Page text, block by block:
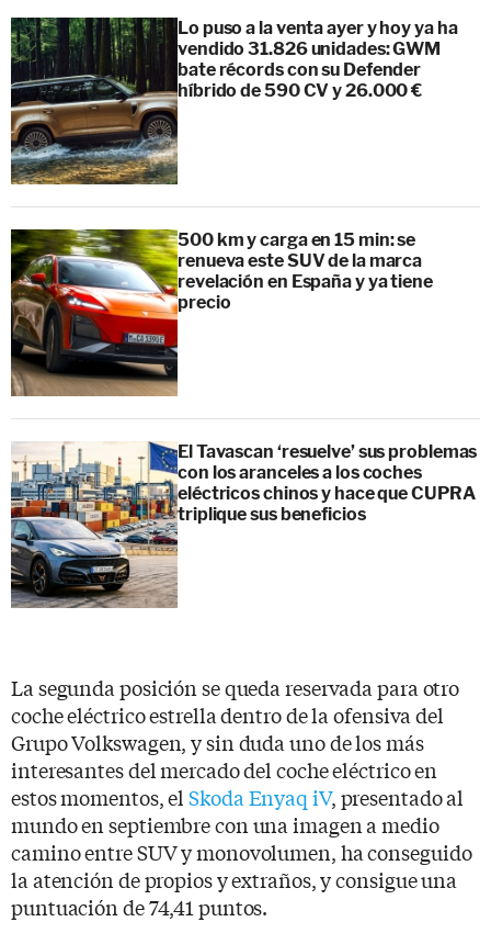
Lo puso a la venta ayer y hoy ya ha
vendido 31.826 unidades: GWM
bate récords con su Defender
híbrido de 590 CV y 26.000 €
500 km y carga en 15 min: se
renueva este SUV de la marca
revelación en España y ya tiene
precio
El Tavascan ‘resuelve’ sus problemas
con los aranceles a los coches
eléctricos chinos y hace que CUPRA
triplique sus beneficios
La segunda posición se queda reservada para otro
coche eléctrico estrella dentro de la ofensiva del
Grupo Volkswagen, y sin duda uno de los más
interesantes del mercado del coche eléctrico en
estos momentos, elSkoda Enyaq iV, presentado al
mundo en septiembre con una imagen a medio
camino entre SUV y monovolumen, ha conseguido
la atención de propios y extraños, y consigue una
puntuación de 74,41 puntos.